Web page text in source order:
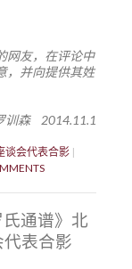
网友，在评论中
，并向提供其姓
训森 2014.11.1
谈会代表合影
通谱》北
表合影